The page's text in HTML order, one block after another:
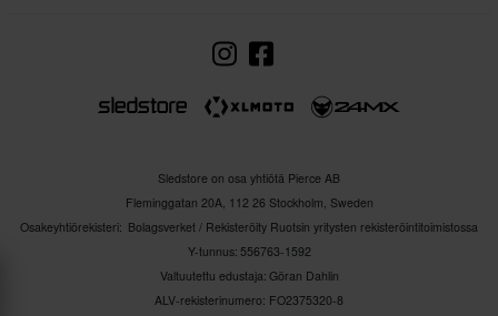
Sledstore on osa yhtiötä Pierce AB
Fleminggatan 20A, 112 26 Stockholm, Sweden
Osakeyhtiörekisteri: Bolagsverket / Rekisteröity Ruotsin yritysten rekisteröintitoimistossa
Y-tunnus: 556763-1592
Valtuutettu edustaja: Göran Dahlin
ALV-rekisterinumero: FO2375320-8